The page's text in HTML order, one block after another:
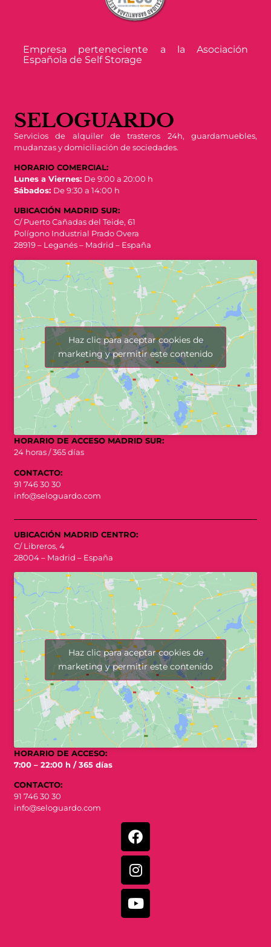
Empresa perteneciente a la Asociación
Española de Self Storage
SELOGUARDO
Servicios de alquiler de trasteros 24h, guardamuebles,
mudanzas y domiciliación de sociedades.
HORARIO COMERCIAL:
Lunes a Viernes: De 9:00 a 20:00 h
Sábados: De 9:30 a 14:00 h
UBICACIÓN MADRID SUR:
C/ Puerto Cañadas del Teide, 61
Polígono Industrial Prado Overa
28919 – Leganés – Madrid – España
Haz clic para aceptar cookies de
marketing y permitir este contenido
HORARIO DE ACCESO MADRID SUR:
24 horas / 365 días
CONTACTO:
91 746 30 30
info@seloguardo.com
UBICACIÓN MADRID CENTRO:
C/ Libreros, 4
28004 – Madrid – España
Haz clic para aceptar cookies de
marketing y permitir este contenido
HORARIO DE ACCESO:
7:00 – 22:00 h / 365 días
CONTACTO:
91 746 30 30
info@seloguardo.com